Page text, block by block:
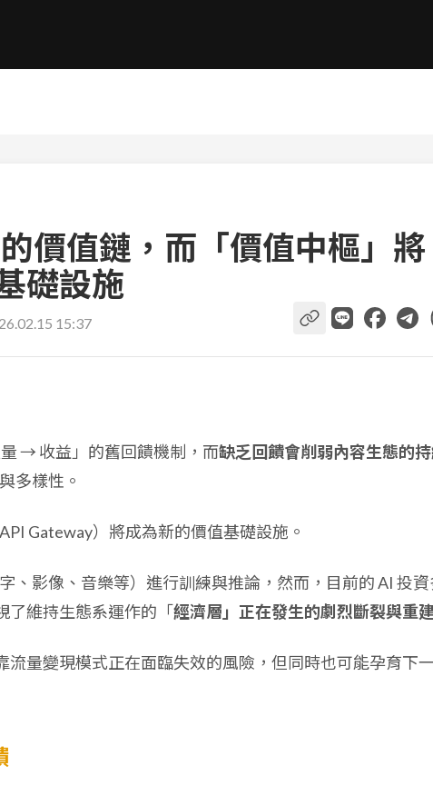
價值鏈，而「價值中樞」將
礎設施
15:37
→ 收益」的舊回饋機制，而缺乏回饋會削弱內容生態的
多樣性。
Gateway）將成為新的價值基礎設施。
、影像、音樂等）進行訓練與推論，然而，目前的 AI 投
了維持生態系運作的「經濟層」正在發生的劇烈斷裂與重
流量變現模式正在面臨失效的風險，但同時也可能孕育下